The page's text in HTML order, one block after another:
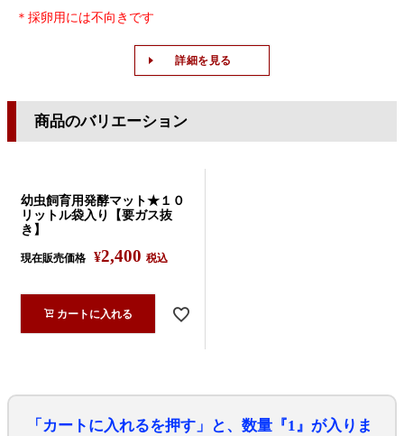
＊採卵用には不向きです
詳細を見る
商品のバリエーション
幼虫飼育用発酵マット★１０
リットル袋入り【要ガス抜
き】
現在販売価格 ¥2,400 税込
カートに入れる
「カートに入れるを押す」と、数量『1』が入りま